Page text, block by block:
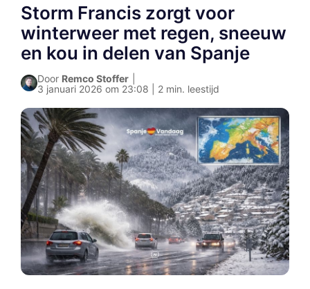
Storm Francis zorgt voor
winterweer met regen, sneeuw
en kou in delen van Spanje
Door Remco Stoffer
3 januari 2026 om 23:08 | 2 min. leestijd